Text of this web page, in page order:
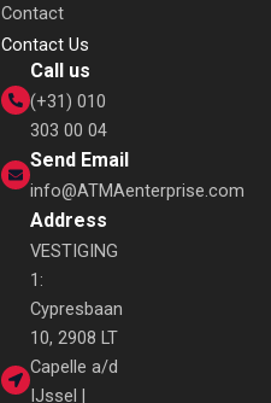
Contact
Contact Us
Call us
(+31) 010
303 00 04
Send Email
info@ATMAenterprise.com
Address
VESTIGING
1:
Cypresbaan
10, 2908 LT
Capelle a/d
IJssel |